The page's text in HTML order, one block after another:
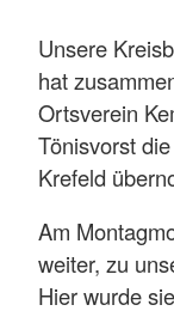
Unsere
hat
Ortsverein
Tönisvorst
Krefeld
Am
weiter, zu
Hier wurde